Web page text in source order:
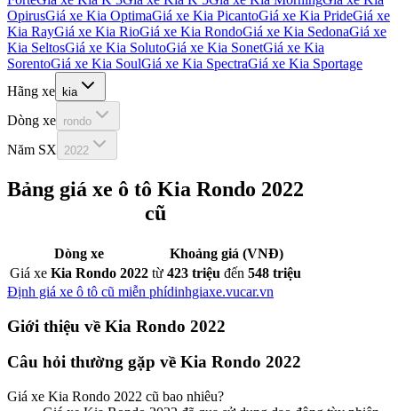
OpirusGiá xe Kia OptimaGiá xe Kia PicantoGiá xe Kia PrideGiá xe
Kia RayGiá xe Kia RioGiá xe Kia RondoGiá xe Kia SedonaGiá xe
Kia SeltosGiá xe Kia SolutoGiá xe Kia SonetGiá xe Kia
SorentoGiá xe Kia SoulGiá xe Kia SpectraGiá xe Kia Sportage
Hãng xe
kia
Dòng xe rondo
Năm SX 2022
Bảng giá xe ô tô Kia Rondo 2022
cũ
Dòng xe
Khoảng giá (VNĐ)
Giá xe Kia Rondo 2022 từ 423 triệu đến 548 triệu
Định giá xe ô tô cũ miễn phídinhgiaxe.vucar.vn
Giới thiệu về Kia Rondo 2022
Câu hỏi thường gặp về Kia Rondo 2022
Giá xe Kia Rondo 2022 cũ bao nhiêu?